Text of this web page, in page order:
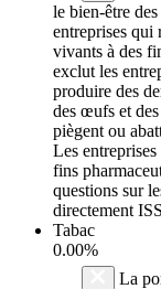
le bien-être
entreprises qui
vivants à des
exclut les
produire des
des œufs et
piègent ou
Les
fins
questions sur
directement
Tabac
0.00%
La